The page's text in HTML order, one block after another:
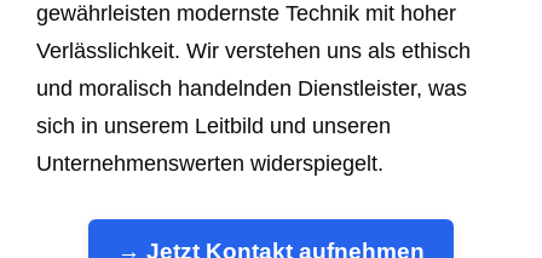
gewährleisten modernste Technik mit hoher
Verlässlichkeit. Wir verstehen uns als ethisch
und moralisch handelnden Dienstleister, was
sich in unserem Leitbild und unseren
Unternehmenswerten widerspiegelt.
→ Jetzt Kontakt aufnehmen